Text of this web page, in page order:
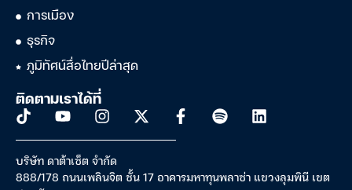
สมาชิกของสมาคมผู้ผลิตข่าวออนไลน์
หมวดข่าว
หุ้น
ต่างประเทศ